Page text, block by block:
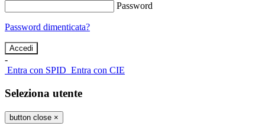
Password
Password dimenticata?
-
Entra con SPID Entra con CIE
Seleziona utente
button close ×